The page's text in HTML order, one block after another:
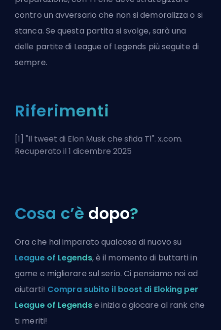
contro un avversario che non si demoralizza o si
stanca. Se questa partita si svolge, sarà una
delle partite di League of Legends più seguite di
sempre.
Riferimenti
[1] "Il tweet di Elon Musk che sfida T1". x.com.
Recuperato il 1 dicembre 2025
Cosa c’è dopo?
Ora che hai imparato qualcosa di nuovo su
League of Legends, è il momento di buttarti in
game e migliorare sul serio. Ci pensiamo noi ad
aiutarti! Compra subito il boost di Eloking per
League of Legendse inizia a giocare al rank che
ti meriti!